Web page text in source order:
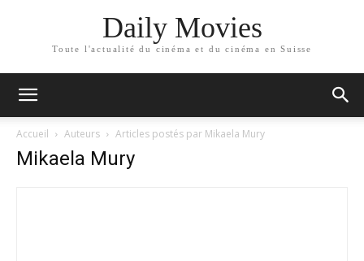
Daily Movies
Toute l'actualité du cinéma et du cinéma en Suisse
Accueil Auteurs Articles postés par Mikaela Mury
Mikaela Mury